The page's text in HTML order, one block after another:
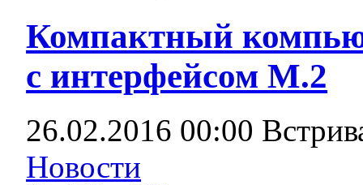
Компактный
с интерфейсом M.2
26.02.2016 00:00
Новости